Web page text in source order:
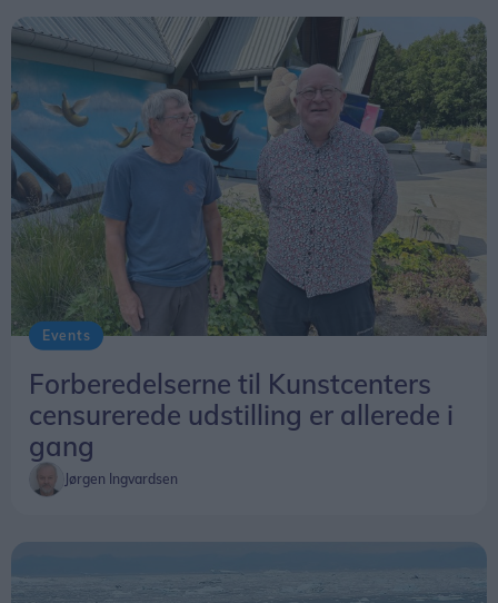
Events
Forberedelserne til Kunstcenters
censurerede udstilling er allerede i
gang
Jørgen Ingvardsen